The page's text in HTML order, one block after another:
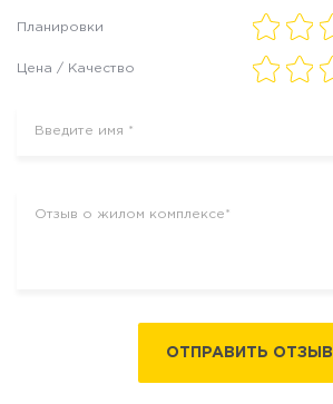
Планировки
Цена / Качество
ОТПРАВИТЬ ОТЗЫВ